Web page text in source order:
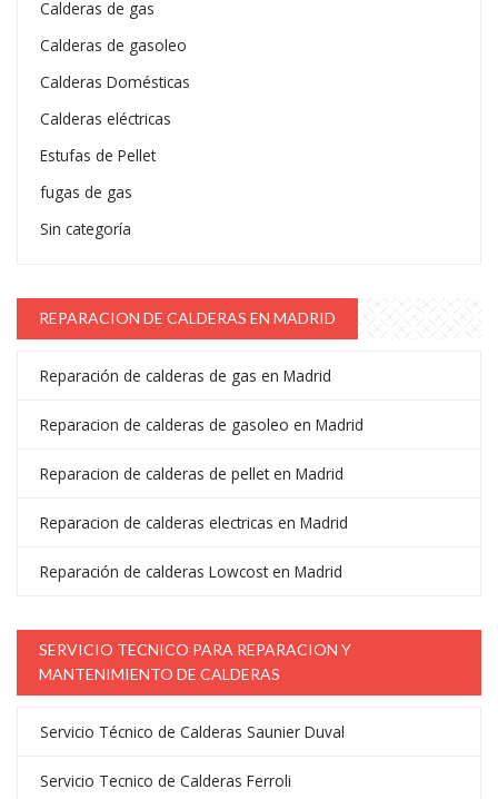
Calderas de gas
Calderas de gasoleo
Calderas Domésticas
Calderas eléctricas
Estufas de Pellet
fugas de gas
Sin categoría
REPARACION DE CALDERAS EN MADRID
Reparación de calderas de gas en Madrid
Reparacion de calderas de gasoleo en Madrid
Reparacion de calderas de pellet en Madrid
Reparacion de calderas electricas en Madrid
Reparación de calderas Lowcost en Madrid
SERVICIO TECNICO PARA REPARACION Y
MANTENIMIENTO DE CALDERAS
Servicio Técnico de Calderas Saunier Duval
Servicio Tecnico de Calderas Ferroli